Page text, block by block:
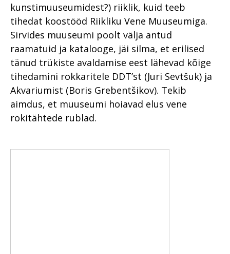
kunstimuuseumidest?) riiklik, kuid teeb
tihedat koostööd Riikliku Vene Muuseumiga.
Sirvides muuseumi poolt välja antud
raamatuid ja katalooge, jäi silma, et erilised
tänud trükiste avaldamise eest lähevad kõige
tihedamini rokkaritele DDT’st (Juri Sevtšuk) ja
Akvariumist (Boris Grebentšikov). Tekib
aimdus, et muuseumi hoiavad elus vene
rokitähtede rublad.